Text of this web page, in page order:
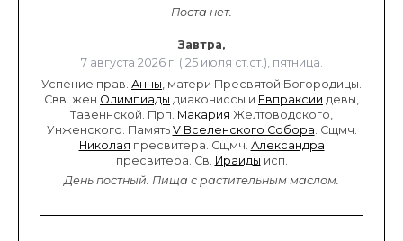
Поста нет.
Завтра,
7 августа 2026 г. ( 25 июля ст.ст.), пятница.
Успение прав. Анны, матери Пресвятой Богородицы.
Свв. жен Олимпиады диакониссы и Евпраксии девы,
Тавеннской. Прп. Макария Желтоводского,
Унженского. Память V Вселенского Собора. Сщмч.
Николая пресвитера. Сщмч. Александра
пресвитера. Св. Ираиды исп.
День постный. Пища с растительным маслом.